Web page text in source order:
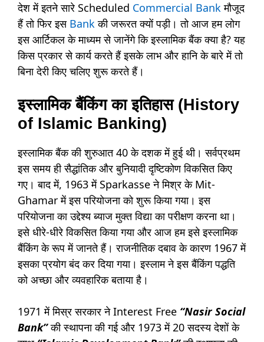
देश में इतने सारे Scheduled Commercial Bankमौजूद
हैं तो फिर इस Bankकी जरूरत क्यों पड़ी। तो आज हम लोग
इस आर्टिकल के माध्यम से जानेंगे कि इस्लामिक बैंक क्या है? यह
किस प्रकार से कार्य करते हैं इसके लाभ और हानि के बारे में तो
बिना देरी किए चलिए शुरू करते हैं।
इस्लामिक बैंकिंग का इतिहास (History
of Islamic Banking)
इस्लामिक बैंक की शुरुआत 40 के दशक में हुई थी। सर्वप्रथम
इस समय ही सैद्धांतिक और बुनियादी दृष्टिकोण विकसित किए
गए। बाद में, 1963 में Sparkasse ने मिश्र के Mit-
Ghamar में इस परियोजना को शुरू किया गया। इस
परियोजना का उद्देश्य ब्याज मुक्त विद्या का परीक्षण करना था।
इसे धीरे-धीरे विकसित किया गया और आज हम इसे इस्लामिक
बैंकिंग के रूप में जानते हैं। राजनीतिक दबाव के कारण 1967 में
इसका प्रयोग बंद कर दिया गया। इस्लाम ने इस बैंकिंग पद्धति
को अच्छा और व्यवहारिक बताया है।
1971 में मिस्र सरकार ने Interest Free “Nasir Social
Bank”की स्थापना की गई और 1973 में 20 सदस्य देशों के